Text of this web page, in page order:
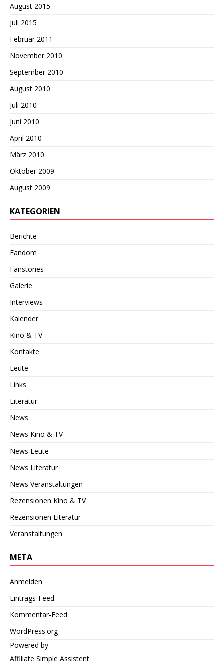
August 2015
Juli 2015
Februar 2011
November 2010
September 2010
August 2010
Juli 2010
Juni 2010
April 2010
März 2010
Oktober 2009
August 2009
KATEGORIEN
Berichte
Fandom
Fanstories
Galerie
Interviews
Kalender
Kino & TV
Kontakte
Leute
Links
Literatur
News
News Kino & TV
News Leute
News Literatur
News Veranstaltungen
Rezensionen Kino & TV
Rezensionen Literatur
Veranstaltungen
META
Anmelden
Eintrags-Feed
Kommentar-Feed
WordPress.org
Powered by
Affiliate Simple Assistent